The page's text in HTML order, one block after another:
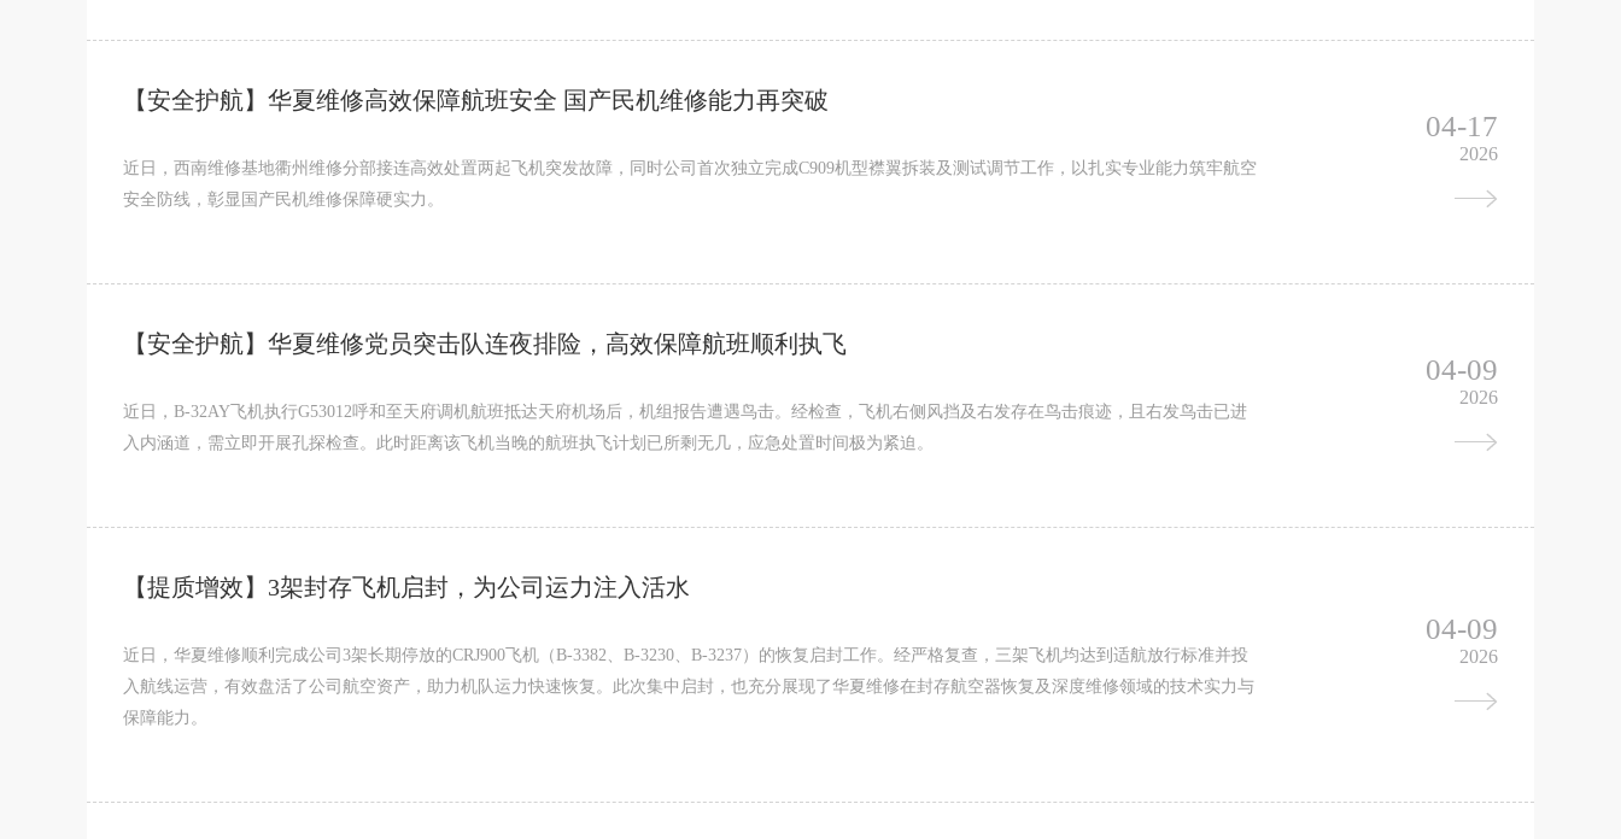
【安全护航】华夏维修高效保障航班安全 国产民机维修能力再突破
近日，西南维修基地衢州维修分部接连高效处置两起飞机突发故障，同时公司首次独立完成C909机型襟翼拆装及测试调节工作，以扎实专业能力筑牢航空
安全防线，彰显国产民机维修保障硬实力。
04-17
2026
【安全护航】华夏维修党员突击队连夜排险，高效保障航班顺利执飞
近日，B-32AY飞机执行G53012呼和至天府调机航班抵达天府机场后，机组报告遭遇鸟击。经检查，飞机右侧风挡及右发存在鸟击痕迹，且右发鸟击已进
入内涵道，需立即开展孔探检查。此时距离该飞机当晚的航班执飞计划已所剩无几，应急处置时间极为紧迫。
04-09
2026
【提质增效】3架封存飞机启封，为公司运力注入活水
近日，华夏维修顺利完成公司3架长期停放的CRJ900飞机（B-3382、B-3230、B-3237）的恢复启封工作。经严格复查，三架飞机均达到适航放行标准并投
入航线运营，有效盘活了公司航空资产，助力机队运力快速恢复。此次集中启封，也充分展现了华夏维修在封存航空器恢复及深度维修领域的技术实力与
保障能力。
04-09
2026